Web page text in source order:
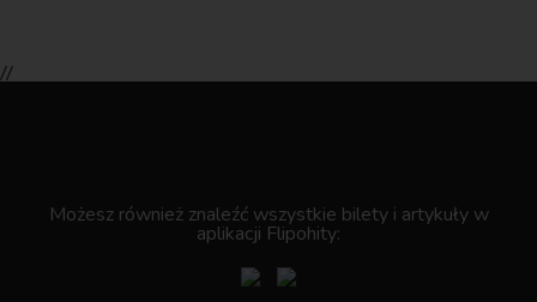
//
Możesz również znaleźć wszystkie bilety i artykuły w
aplikacji Flipohity: